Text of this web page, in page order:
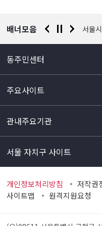
배너모음
찰청 유실물 통합포털 서울
동주민센터
주요사이트
관내주요기관
서울 자치구 사이트
개인정보처리방침 저작권
사이트맵
원격지원요청